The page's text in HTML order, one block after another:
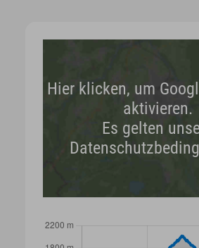
Hier klicken, um
aktivieren.
Es gelten